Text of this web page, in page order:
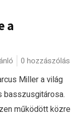
a
0 hozzászólás
Miller a világ
működött közre